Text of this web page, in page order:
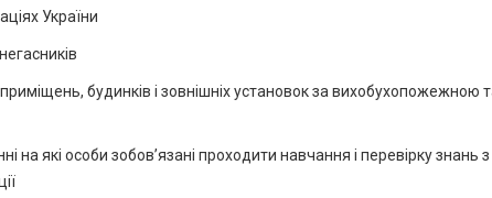
України
будинків і зовнішніх установок за вихобухопожежною
які особи зобов’язані проходити навчання і перевірку знань з